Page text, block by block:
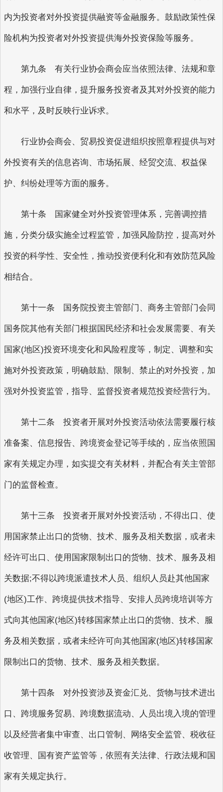
内为投资者对外投资提供融资等金融服务。鼓励政策性保
险机构为投资者对外投资提供海外投资保险等服务。
第九条 有关行业协会商会应当依照法律、法规和章
程，加强行业自律，提升服务投资者及其对外投资的能力
和水平，及时反映行业诉求。
行业协会商会、贸易投资促进组织按照章程提供与对
外投资有关的信息咨询、市场拓展、经贸交流、权益保
护、纠纷处理等方面的服务。
第十条 国家健全对外投资管理体系，完善调控措
施，分类分级实施全过程监管，加强风险防控，提高对外
投资的科学性、安全性，推动投资便利化和有效防范风险
相结合。
第十一条 国务院投资主管部门、商务主管部门会同
国务院其他有关部门根据国民经济和社会发展需要、有关
国家(地区)投资环境变化和风险程度等，制定、调整和实
施对外投资政策，明确鼓励、限制、禁止的对外投资，加
强对外投资监管，指导、监督投资者规范投资经营行为。
第十二条 投资者开展对外投资活动依法需要履行核
准备案、信息报告、跨境资金登记等手续的，应当依照国
家有关规定办理，如实提交有关材料，并配合有关主管部
门的监督检查。
第十三条 投资者开展对外投资活动，不得出口、使
用国家禁止出口的货物、技术、服务及相关数据，或者未
经许可出口、使用国家限制出口的货物、技术、服务及相
关数据;不得以跨境派遣技术人员、组织人员赴其他国家
(地区)工作、跨境提供技术指导、安排人员跨境培训等方
式向其他国家(地区)转移国家禁止出口的货物、技术、服
务及相关数据，或者未经许可向其他国家(地区)转移国家
限制出口的货物、技术、服务及相关数据。
第十四条 对外投资涉及资金汇兑、货物与技术进出
口、跨境服务贸易、跨境数据流动、人员出境入境的管理
以及经营者集中审查、出口管制、网络安全监管、税收征
收管理、国有资产监管等，依照有关法律、行政法规和国
家有关规定执行。